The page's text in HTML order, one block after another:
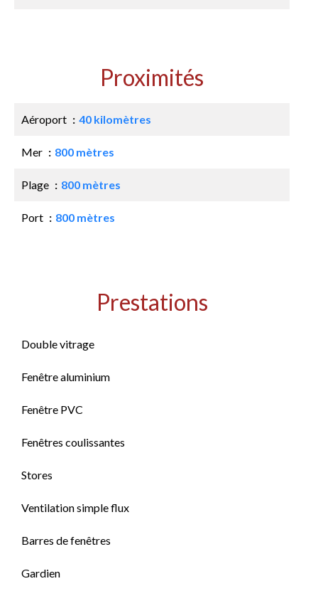
Proximités
Aéroport 40 kilomètres
Mer 800 mètres
Plage 800 mètres
Port 800 mètres
Prestations
Double vitrage
Fenêtre aluminium
Fenêtre PVC
Fenêtres coulissantes
Stores
Ventilation simple flux
Barres de fenêtres
Gardien